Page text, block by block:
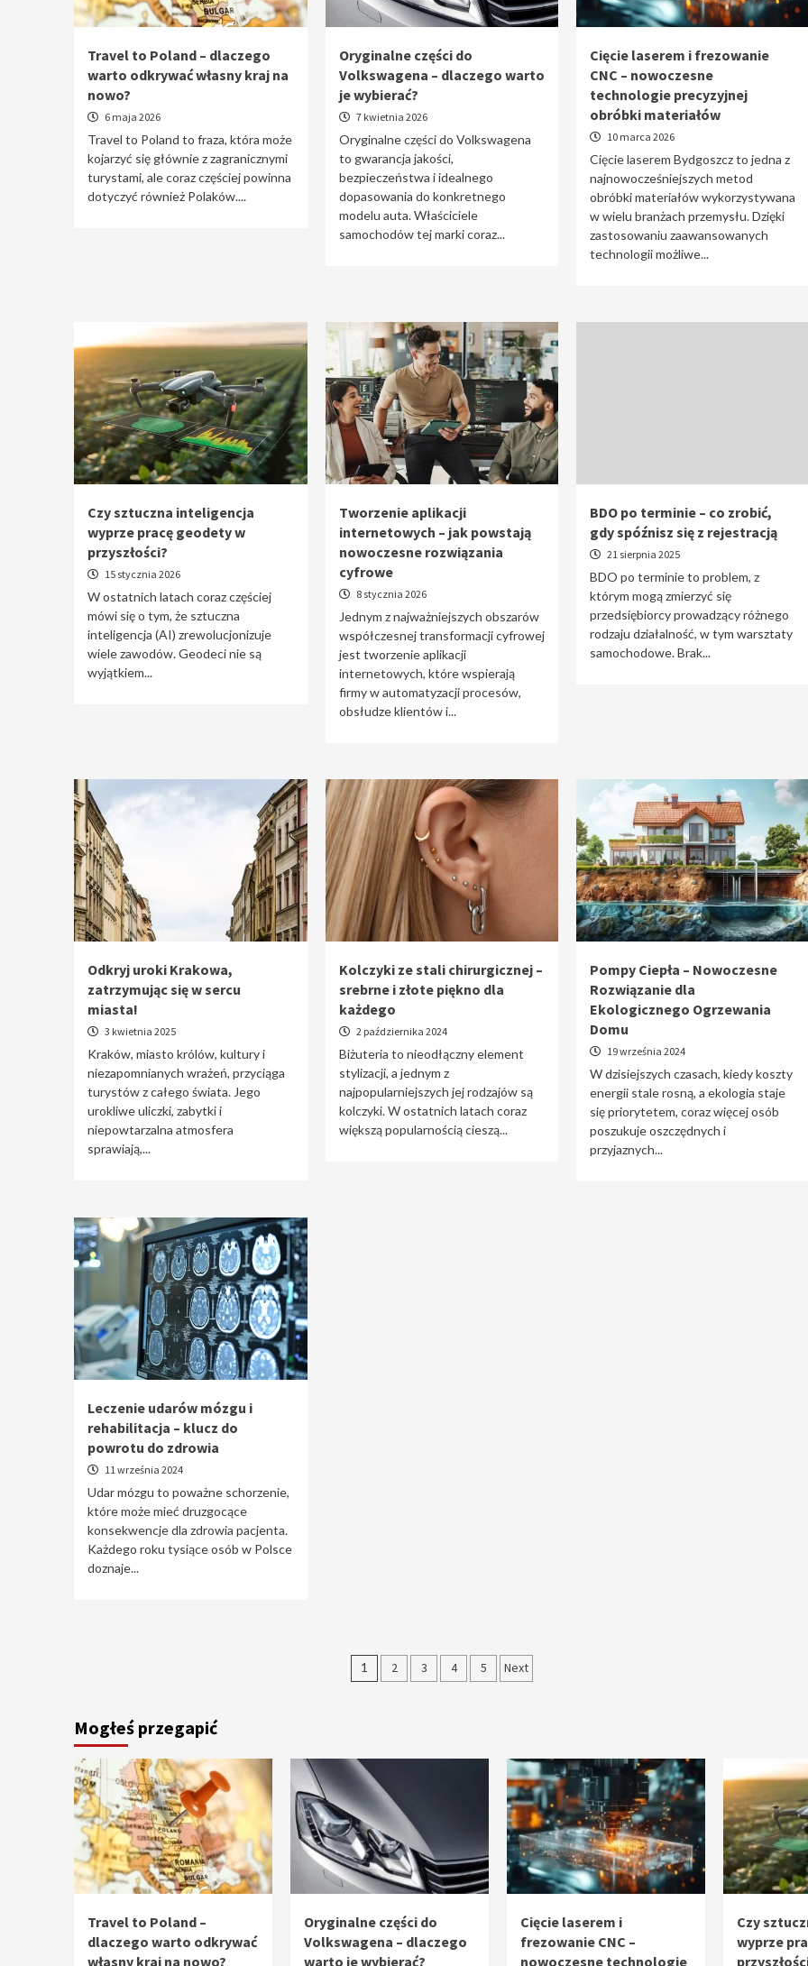
Travel to Poland – dlaczego
warto odkrywać własny kraj na
nowo?
6 maja 2026
Travel to Poland to fraza, która może
kojarzyć się głównie z zagranicznymi
turystami, ale coraz częściej powinna
dotyczyć również Polaków....
Oryginalne części do
Volkswagena – dlaczego warto
je wybierać?
7 kwietnia 2026
Oryginalne części do Volkswagena
to gwarancja jakości,
bezpieczeństwa i idealnego
dopasowania do konkretnego
modelu auta. Właściciele
samochodów tej marki coraz...
Cięcie laserem i frezowanie
CNC – nowoczesne
technologie precyzyjnej
obróbki materiałów
10 marca 2026
Cięcie laserem Bydgoszcz to jedna z
najnowocześniejszych metod
obróbki materiałów wykorzystywana
w wielu branżach przemysłu. Dzięki
zastosowaniu zaawansowanych
technologii możliwe...
Czy sztuczna inteligencja
wyprze pracę geodety w
przyszłości?
15 stycznia 2026
W ostatnich latach coraz częściej
mówi się o tym, że sztuczna
inteligencja (AI) zrewolucjonizuje
wiele zawodów. Geodeci nie są
wyjątkiem...
Tworzenie aplikacji
internetowych – jak powstają
nowoczesne rozwiązania
cyfrowe
8 stycznia 2026
Jednym z najważniejszych obszarów
współczesnej transformacji cyfrowej
jest tworzenie aplikacji
internetowych, które wspierają
firmy w automatyzacji procesów,
obsłudze klientów i...
BDO po terminie – co zrobić,
gdy spóźnisz się z rejestracją
21 sierpnia 2025
BDO po terminie to problem, z
którym mogą zmierzyć się
przedsiębiorcy prowadzący różnego
rodzaju działalność, w tym warsztaty
samochodowe. Brak...
Odkryj uroki Krakowa,
zatrzymując się w sercu
miasta!
3 kwietnia 2025
Kraków, miasto królów, kultury i
niezapomnianych wrażeń, przyciąga
turystów z całego świata. Jego
urokliwe uliczki, zabytki i
niepowtarzalna atmosfera
sprawiają,...
Kolczyki ze stali chirurgicznej –
srebrne i złote piękno dla
każdego
2 października 2024
Biżuteria to nieodłączny element
stylizacji, a jednym z
najpopularniejszych jej rodzajów są
kolczyki. W ostatnich latach coraz
większą popularnością cieszą...
Pompy Ciepła – Nowoczesne
Rozwiązanie dla
Ekologicznego Ogrzewania
Domu
19 września 2024
W dzisiejszych czasach, kiedy koszty
energii stale rosną, a ekologia staje
się priorytetem, coraz więcej osób
poszukuje oszczędnych i
przyjaznych...
Leczenie udarów mózgu i
rehabilitacja – klucz do
powrotu do zdrowia
11 września 2024
Udar mózgu to poważne schorzenie,
które może mieć druzgocące
konsekwencje dla zdrowia pacjenta.
Każdego roku tysiące osób w Polsce
doznaje...
Stronicowanie
1 2 3 4 5 Next
Mogłeś przegapić
Travel to Poland –
dlaczego warto odkrywać
własny kraj na nowo?
Oryginalne części do
Volkswagena – dlaczego
warto je wybierać?
Cięcie laserem i
frezowanie CNC –
nowoczesne technologie
Czy
wyprze